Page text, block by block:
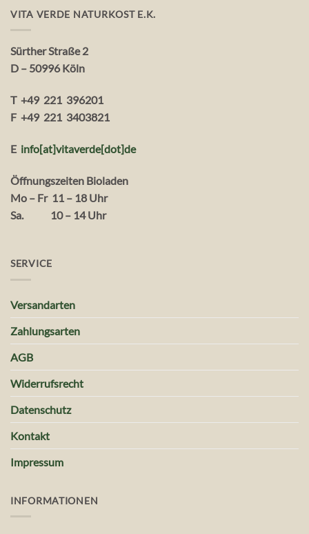
VITA VERDE NATURKOST E.K.
Sürther Straße 2
D – 50996 Köln
T +49 221 396201
F +49 221 3403821
E info[at]vitaverde[dot]de
Öffnungszeiten Bioladen
Mo – Fr 11 – 18 Uhr
Sa. 10 – 14 Uhr
SERVICE
Versandarten
Zahlungsarten
AGB
Widerrufsrecht
Datenschutz
Kontakt
Impressum
INFORMATIONEN